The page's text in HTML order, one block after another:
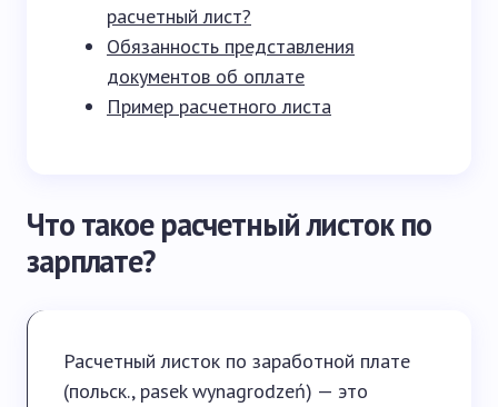
расчетный лист?
Обязанность представления
документов об оплате
Пример расчетного листа
Что такое расчетный листок по
зарплате?
Расчетный листок по заработной плате
(польск., pasek wynagrodzeń) — это